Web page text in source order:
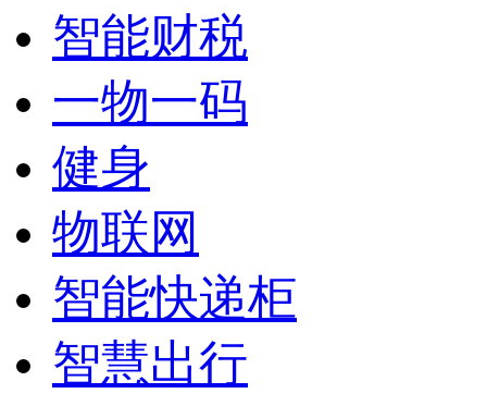
智能财税
一物一码
健身
物联网
智能快递柜
智慧出行